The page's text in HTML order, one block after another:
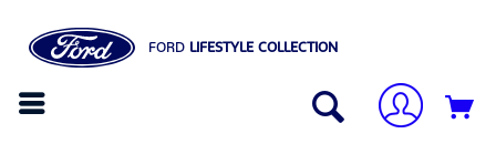
FORD LIFESTYLE COLLECTION